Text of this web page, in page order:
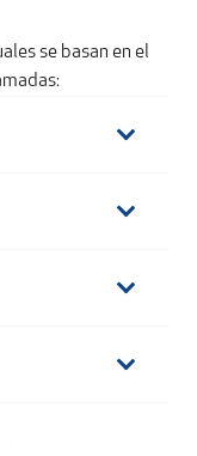
se basan en el